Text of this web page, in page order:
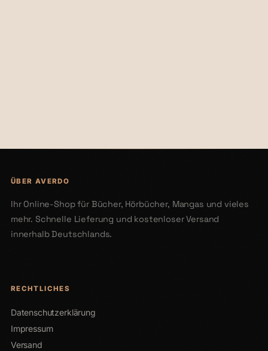
ÜBER AVERDO
Ihr Online-Shop für Bücher, Hörbücher, Mangas und vieles
mehr. Schnelle Lieferung und kostenloser Versand
innerhalb Deutschlands.
RECHTLICHES
Datenschutzerklärung
Impressum
Versand